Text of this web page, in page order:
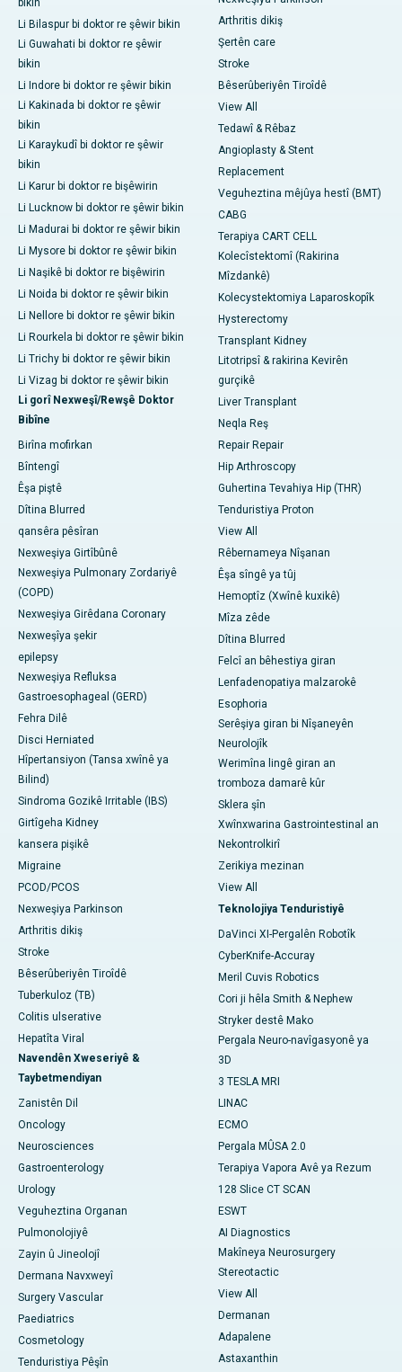
bikin
Li Bilaspur bi doktor re şêwir bikin
Li Guwahati bi doktor re şêwir
bikin
Li Indore bi doktor re şêwir bikin
Li Kakinada bi doktor re şêwir
bikin
Li Karaykudî bi doktor re şêwir
bikin
Li Karur bi doktor re bişêwirin
Li Lucknow bi doktor re şêwir bikin
Li Madurai bi doktor re şêwir bikin
Li Mysore bi doktor re şêwir bikin
Li Naşikê bi doktor re bişêwirin
Li Noida bi doktor re şêwir bikin
Li Nellore bi doktor re şêwir bikin
Li Rourkela bi doktor re şêwir bikin
Li Trichy bi doktor re şêwir bikin
Li Vizag bi doktor re şêwir bikin
Li gorî Nexweşî/Rewşê Doktor
Bibîne
Birîna mofirkan
Bîntengî
Êşa piştê
Dîtina Blurred
qansêra pêsîran
Nexweşiya Girtîbûnê
Nexweşiya Pulmonary Zordariyê
(COPD)
Nexweşiya Girêdana Coronary
Nexweşîya şekir
epilepsy
Nexweşiya Refluksa
Gastroesophageal (GERD)
Fehra Dilê
Disci Herniated
Hîpertansiyon (Tansa xwînê ya
Bilind)
Sindroma Gozikê Irritable (IBS)
Girtîgeha Kidney
kansera pişikê
Migraine
PCOD/PCOS
Nexweşiya Parkinson
Arthritis dikiş
Stroke
Bêserûberiyên Tiroîdê
Tuberkuloz (TB)
Colitis ulserative
Hepatîta Viral
Navendên Xweseriyê &
Taybetmendiyan
Zanistên Dil
Oncology
Neurosciences
Gastroenterology
Urology
Veguheztina Organan
Pulmonolojiyê
Zayin û Jineolojî
Dermana Navxweyî
Surgery Vascular
Paediatrics
Cosmetology
Tenduristiya Pêşîn
Arthritis dikiş
Şertên care
Stroke
Bêserûberiyên Tiroîdê
View All
Tedawî & Rêbaz
Angioplasty & Stent
Replacement
Veguheztina mêjûya hestî (BMT)
CABG
Terapiya CART CELL
Kolecîstektomî (Rakirina
Mîzdankê)
Kolecystektomiya Laparoskopîk
Hysterectomy
Transplant Kidney
Litotripsî & rakirina Kevirên
gurçikê
Liver Transplant
Neqla Reş
Repair Repair
Hip Arthroscopy
Guhertina Tevahiya Hip (THR)
Tenduristiya Proton
View All
Rêbernameya Nîşanan
Êşa sîngê ya tûj
Hemoptîz (Xwînê kuxikê)
Mîza zêde
Dîtina Blurred
Felcî an bêhestiya giran
Lenfadenopatiya malzarokê
Esophoria
Serêşiya giran bi Nîşaneyên
Neurolojîk
Werimîna lingê giran an
tromboza damarê kûr
Sklera şîn
Xwînxwarina Gastrointestinal an
Nekontrolkirî
Zerikiya mezinan
View All
Teknolojiya Tenduristiyê
DaVinci XI-Pergalên Robotîk
CyberKnife-Accuray
Meril Cuvis Robotics
Cori ji hêla Smith & Nephew
Stryker destê Mako
Pergala Neuro-navîgasyonê ya
3D
3 TESLA MRI
LINAC
ECMO
Pergala MÛSA 2.0
Terapiya Vapora Avê ya Rezum
128 Slice CT SCAN
ESWT
AI Diagnostics
Makîneya Neurosurgery
Stereotactic
View All
Dermanan
Adapalene
Astaxanthin